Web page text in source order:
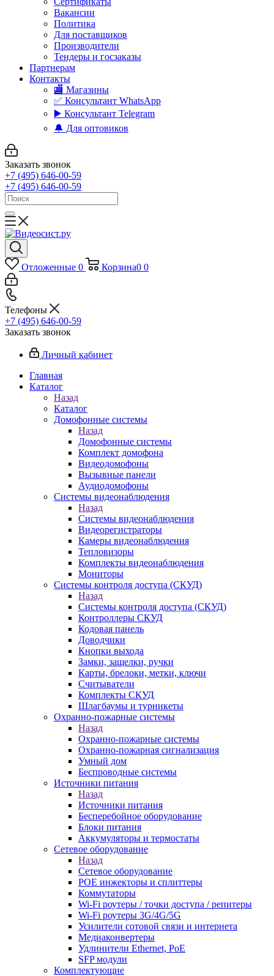
Вакансии
Политика
Для поставщиков
Производители
Тендеры и госзаказы
Партнерам
Контакты
🏬 Магазины
✅️ Консультант WhatsApp
▶️ Консультант Telegram
🔔 Для оптовиков
Заказать звонок
+7 (495) 646-00-59
+7 (495) 646-00-59
Отложенные 0 Корзина0 0
Телефоны
+7 (495) 646-00-59
Заказать звонок
Личный кабинет
Главная
Каталог
Назад
Каталог
Домофонные системы
Назад
Домофонные системы
Комплект домофона
Видеодомофоны
Вызывные панели
Аудиодомофоны
Системы видеонаблюдения
Назад
Системы видеонаблюдения
Видеорегистраторы
Камеры видеонаблюдения
Тепловизоры
Комплекты видеонаблюдения
Мониторы
Системы контроля доступа (СКУД)
Назад
Системы контроля доступа (СКУД)
Контроллеры СКУД
Кодовая панель
Доводчики
Кнопки выхода
Замки, защелки, ручки
Карты, брелоки, метки, ключи
Считыватели
Комплекты СКУД
Шлагбаумы и турникеты
Охранно-пожарные системы
Назад
Охранно-пожарные системы
Охранно-пожарная сигнализация
Умный дом
Беспроводные системы
Источники питания
Назад
Источники питания
Бесперебойное оборудование
Блоки питания
Аккумуляторы и термостаты
Сетевое оборудование
Назад
Сетевое оборудование
POE инжекторы и сплиттеры
Коммутаторы
Wi-Fi роутеры / точки доступа / репитеры
Wi-Fi роутеры 3G/4G/5G
Усилители сотовой связи и интернета
Медиаконвертеры
Удлинители Ethernet, PoE
SFP модули
Комплектующие